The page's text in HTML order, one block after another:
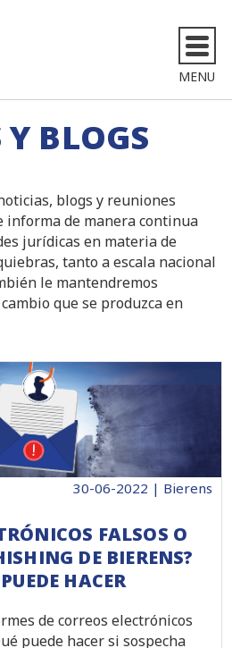
MENU
BLOGS
blogs y reuniones
informa de manera continua
jurídicas en materia de
tanto a escala nacional
le mantendremos
que se produzca en
30-06-2022 | Bierens
FALSOS O
DE BIERENS?
HACER
de correos electrónicos
puede hacer si sospecha